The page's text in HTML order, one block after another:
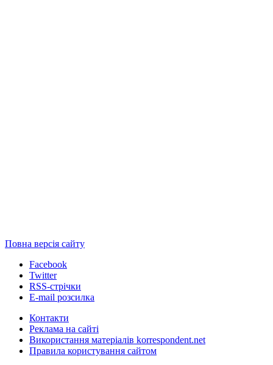
Повна версія сайту
Facebook
Twitter
RSS-стрічки
E-mail розсилка
Контакти
Реклама на сайті
Використання матеріалів korrespondent.net
Правила користування сайтом